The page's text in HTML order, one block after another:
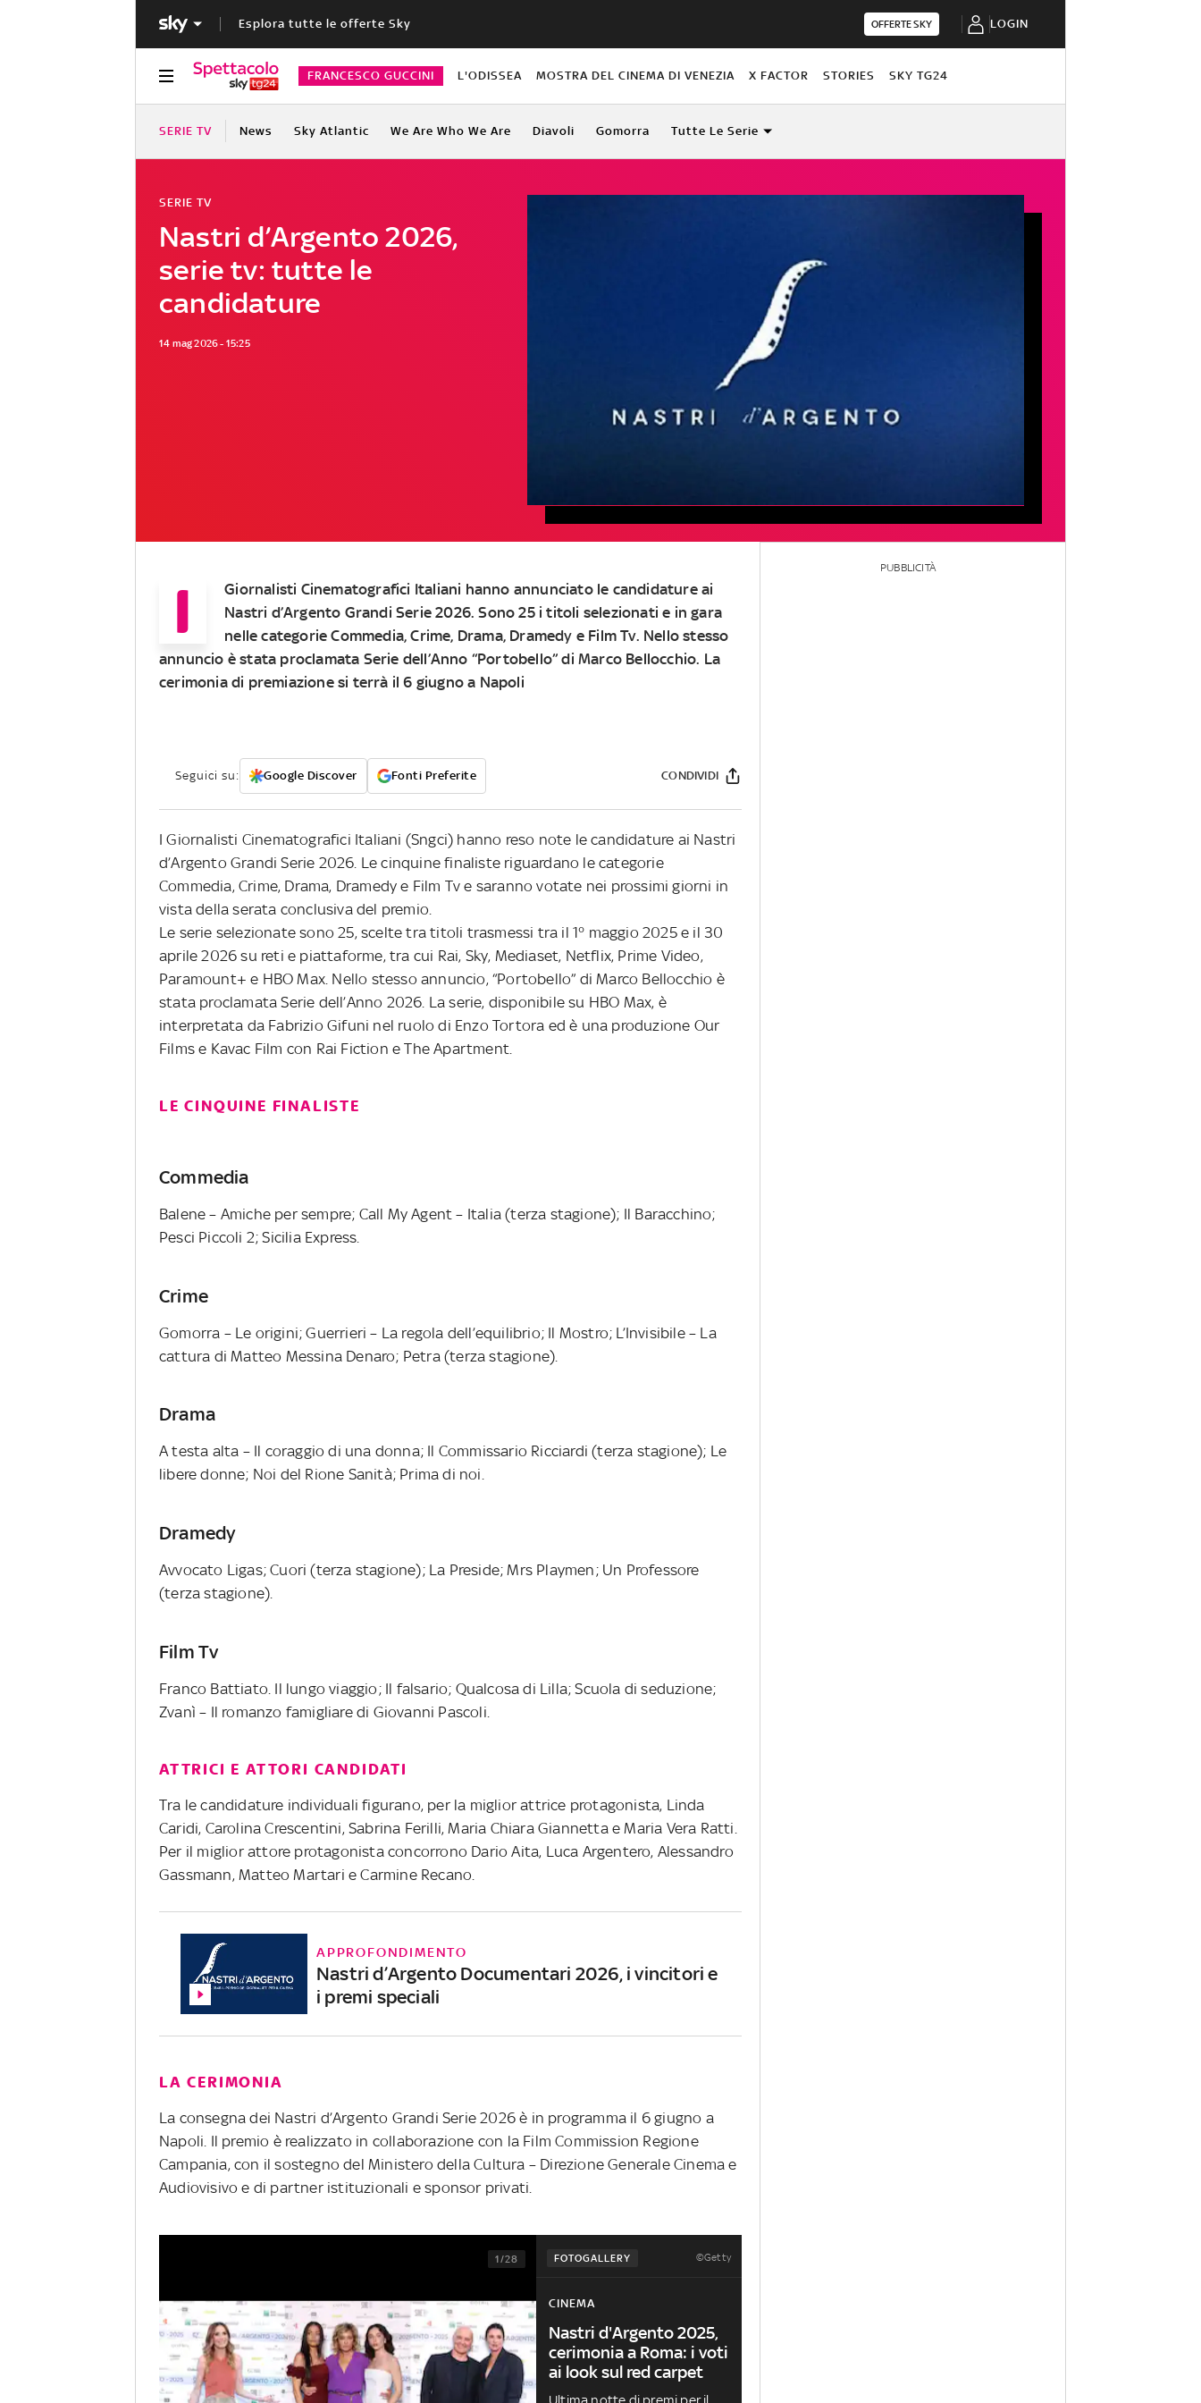
Esplora tutte le offerte Sky OFFERTE SKY LOGIN
FRANCESCO GUCCINI L'ODISSEA MOSTRA DEL CINEMA DI VENEZIA X FACTOR STORIES SKY TG24
SERIE TV News Sky Atlantic We Are Who We Are Diavoli Gomorra Tutte Le Serie
Nastri d’Argento 2026,
serie tv: tutte le
candidature
SERIE TV
14 mag 2026 - 15:25
I
Giornalisti Cinematografici Italiani hanno annunciato le candidature ai
Nastri d’Argento Grandi Serie 2026. Sono 25 i titoli selezionati e in gara
nelle categorie Commedia, Crime, Drama, Dramedy e Film Tv. Nello stesso
annuncio è stata proclamata Serie dell’Anno “Portobello” di Marco Bellocchio. La
cerimonia di premiazione si terrà il 6 giugno a Napoli
Seguici su: Google Discover Fonti Preferite CONDIVIDI
I Giornalisti Cinematografici Italiani (Sngci) hanno reso note le candidature ai Nastri
d’Argento Grandi Serie 2026. Le cinquine finaliste riguardano le categorie
Commedia, Crime, Drama, Dramedy e Film Tv e saranno votate nei prossimi giorni in
vista della serata conclusiva del premio.
Le serie selezionate sono 25, scelte tra titoli trasmessi tra il 1° maggio 2025 e il 30
aprile 2026 su reti e piattaforme, tra cui Rai, Sky, Mediaset, Netflix, Prime Video,
Paramount+ e HBO Max. Nello stesso annuncio, “Portobello” di Marco Bellocchio è
stata proclamata Serie dell’Anno 2026. La serie, disponibile su HBO Max, è
interpretata da Fabrizio Gifuni nel ruolo di Enzo Tortora ed è una produzione Our
Films e Kavac Film con Rai Fiction e The Apartment.
LE CINQUINE FINALISTE
Commedia
Balene – Amiche per sempre; Call My Agent – Italia (terza stagione); Il Baracchino;
Pesci Piccoli 2; Sicilia Express.
Crime
Gomorra – Le origini; Guerrieri – La regola dell’equilibrio; Il Mostro; L’Invisibile – La
cattura di Matteo Messina Denaro; Petra (terza stagione).
Drama
A testa alta – Il coraggio di una donna; Il Commissario Ricciardi (terza stagione); Le
libere donne; Noi del Rione Sanità; Prima di noi.
Dramedy
Avvocato Ligas; Cuori (terza stagione); La Preside; Mrs Playmen; Un Professore
(terza stagione).
Film Tv
Franco Battiato. Il lungo viaggio; Il falsario; Qualcosa di Lilla; Scuola di seduzione;
Zvanì – Il romanzo famigliare di Giovanni Pascoli.
ATTRICI E ATTORI CANDIDATI
Tra le candidature individuali figurano, per la miglior attrice protagonista, Linda
Caridi, Carolina Crescentini, Sabrina Ferilli, Maria Chiara Giannetta e Maria Vera Ratti.
Per il miglior attore protagonista concorrono Dario Aita, Luca Argentero, Alessandro
Gassmann, Matteo Martari e Carmine Recano.
APPROFONDIMENTO
Nastri d’Argento Documentari 2026, i vincitori e
i premi speciali
LA CERIMONIA
La consegna dei Nastri d’Argento Grandi Serie 2026 è in programma il 6 giugno a
Napoli. Il premio è realizzato in collaborazione con la Film Commission Regione
Campania, con il sostegno del Ministero della Cultura – Direzione Generale Cinema e
Audiovisivo e di partner istituzionali e sponsor privati.
FOTOGALLERY ©Getty
1/28
CINEMA
Nastri d'Argento 2025,
cerimonia a Roma: i voti
ai look sul red carpet
PUBBLICITÀ